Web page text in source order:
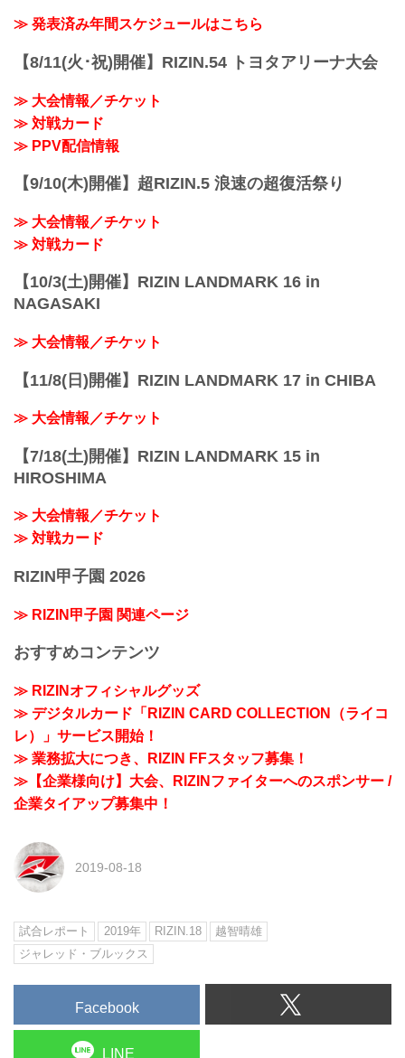
≫ 発表済み年間スケジュールはこちら
【8/11(火･祝)開催】RIZIN.54 トヨタアリーナ大会
≫ 大会情報／チケット
≫ 対戦カード
≫ PPV配信情報
【9/10(木)開催】超RIZIN.5 浪速の超復活祭り
≫ 大会情報／チケット
≫ 対戦カード
【10/3(土)開催】RIZIN LANDMARK 16 in
NAGASAKI
≫ 大会情報／チケット
【11/8(日)開催】RIZIN LANDMARK 17 in CHIBA
≫ 大会情報／チケット
【7/18(土)開催】RIZIN LANDMARK 15 in
HIROSHIMA
≫ 大会情報／チケット
≫ 対戦カード
RIZIN甲子園 2026
≫ RIZIN甲子園 関連ページ
おすすめコンテンツ
≫ RIZINオフィシャルグッズ
≫ デジタルカード「RIZIN CARD COLLECTION（ライコ
レ）」サービス開始！
≫ 業務拡大につき、RIZIN FFスタッフ募集！
≫【企業様向け】大会、RIZINファイターへのスポンサー /
企業タイアップ募集中！
2019-08-18
試合レポート 2019年 RIZIN.18
越智晴雄
ジャレッド・ブルックス
Facebook
LINE